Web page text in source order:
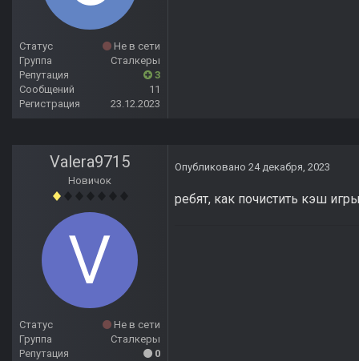
Статус
Не в сети
Группа
Сталкеры
Репутация
3
Сообщений
11
Регистрация
23.12.2023
Valera9715
Новичок
Статус
Не в сети
Группа
Сталкеры
Репутация
0
Опубликовано 24 декабря, 2023
ребят, как почистить кэш